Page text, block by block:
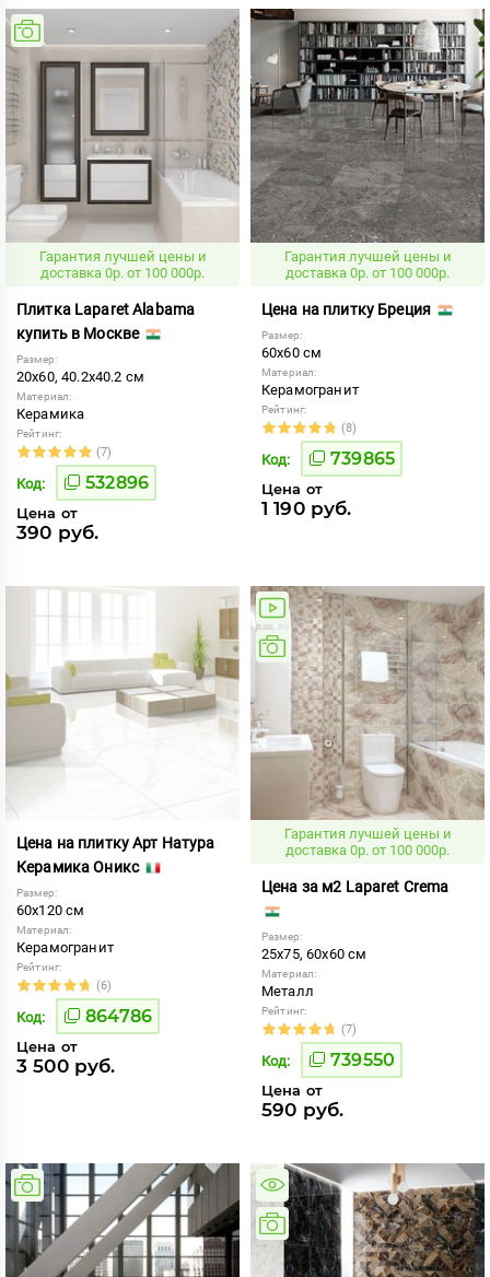
Гарантия лучшей цены и
доставка 0р. от 100 000р.
Плитка Laparet Alabama
купить в Москве
Размер:
20x60, 40.2x40.2 см
Материал:
Керамика
Рейтинг:
(7)
Код: 532896
Цена от
390 руб.
Гарантия лучшей цены и
доставка 0р. от 100 000р.
Цена на плитку Бреция
Размер:
60x60 см
Материал:
Керамогранит
Рейтинг:
(8)
Код: 739865
Цена от
1 190 руб.
Цена на плитку Арт Натура
Керамика Оникс
Размер:
60x120 см
Материал:
Керамогранит
Рейтинг:
(6)
Код: 864786
Цена от
3 500 руб.
Гарантия лучшей цены и
доставка 0р. от 100 000р.
Цена за м2 Laparet Crema
Размер:
25x75, 60x60 см
Материал:
Металл
Рейтинг:
(7)
Код: 739550
Цена от
590 руб.